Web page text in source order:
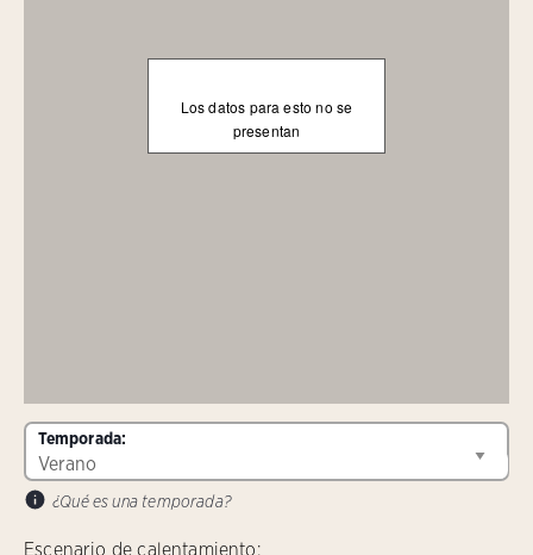
Los datos para esto no se
presentan
Temporada:
¿Qué es una temporada?
Escenario de calentamiento: